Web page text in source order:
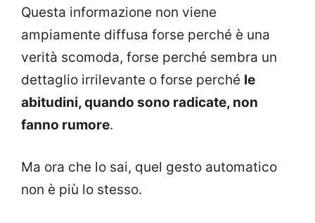
Questa informazione non viene
ampiamente diffusa forse perché è una
verità scomoda, forse perché sembra un
dettaglio irrilevante o forse perché le
abitudini, quando sono radicate, non
fanno rumore.
Ma ora che lo sai, quel gesto automatico
non è più lo stesso.